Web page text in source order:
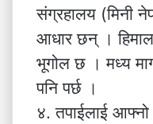
संग्रहालय (मिनी
आधार छन् ।
भूगोल छ । मध्य
पनि पर्छ ।
४. तपाईलाई